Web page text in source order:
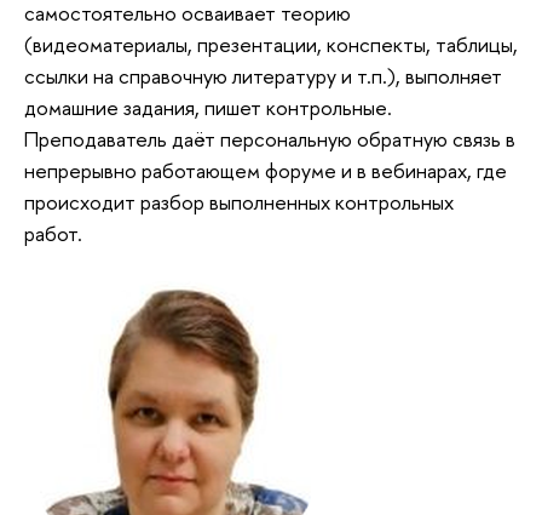
самостоятельно осваивает теорию
(видеоматериалы, презентации, конспекты, таблицы,
ссылки на справочную литературу и т.п.), выполняет
домашние задания, пишет контрольные.
Преподаватель даёт персональную обратную связь в
непрерывно работающем форуме и в вебинарах, где
происходит разбор выполненных контрольных
работ.